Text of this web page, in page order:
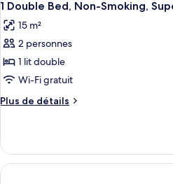
jumeaux,
non-
fumeur
2
jumeaux,
non-
toutes
les
photos
pour
ce
type
de
1
Double
Bed,
1
1 Double Bed, Non-Smoking,
15 m²
2 personnes
1 lit double
Wi-Fi gratuit
Plus de détails
Plus
1
Double
Bed,